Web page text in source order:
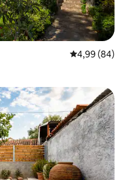
Évaluation
4,99 (84)